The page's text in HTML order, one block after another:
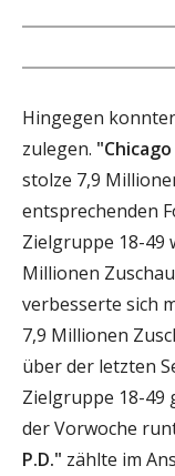
Hingegen
zulegen.
stolze 7,9
entsprechenden
Zielgruppe 18-49
Millionen
verbesserte sich
7,9 Millionen
über der letzten
Zielgruppe 18-49
der Vorwoche
P.D." zählte im